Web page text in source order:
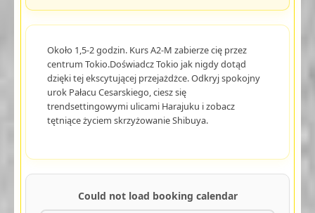
Około 1,5-2 godzin. Kurs A2-M zabierze cię przez
centrum Tokio.Doświadcz Tokio jak nigdy dotąd
dzięki tej ekscytującej przejażdżce. Odkryj spokojny
urok Pałacu Cesarskiego, ciesz się
trendsettingowymi ulicami Harajuku i zobacz
tętniące życiem skrzyżowanie Shibuya.
Could not load booking calendar